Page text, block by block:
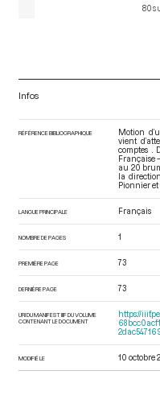
80
Infos
RÉFÉRENCE BIBLIOGRAPHIQUE
Motion
vient
comptes .
Française
au 20
la
Pionnier et
LANGUE PRINCIPALE Français
NOMBRE DE PAGES 1
PREMIÈRE PAGE 73
DERNIÈRE PAGE 73
URI DU MANIFEST IIIF DU VOLUME
CONTENANT LE DOCUMENT
https://
MODIFIÉ LE 10 octobre